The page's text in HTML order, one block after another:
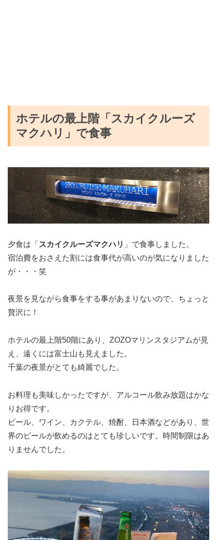
ホテルの最上階「スカイクルーズ
マクハリ」で食事
夕食は「 スカイクルーズマクハリ 」で食事しました。
宿泊費をおさえた割には食事代が高いのが気になりました
が・・・笑
夜景を見ながら食事をする事があまりないので、ちょっと
贅沢に！
ホテルの最上階50階にあり、ZOZOマリンスタジアムが見
え、遠くには富士山も見えました。
千葉の夜景がとても綺麗でした。
お料理も美味しかったですが、アルコール飲み放題はかな
りお得です。
ビール、ワイン、カクテル、焼酎、日本酒などがあり、世
界のビールが飲めるのはとても珍しいです。時間制限はあ
りませんでした。